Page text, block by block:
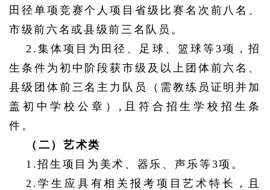
田径单项竞赛个人项目省级比赛名次前八名、
市级前六名或县级前三名队员。
2.集体项目为田径、足球、篮球等3项，招
生条件为初中阶段获市级及以上团体前六名、
县级团体前三名主力队员（需教练员证明并加
盖初中学校公章）,且符合招生学校招生条
件。
（二）艺术类
1.招生项目为美术、器乐、声乐等3项。
2.学生应具有相关报考项目艺术特长，且